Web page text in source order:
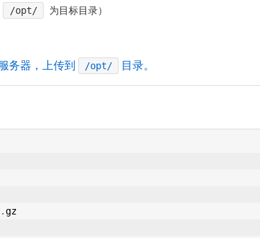
/opt/ 为目标目录）
务器，上传到 /opt/ 目录。
.gz